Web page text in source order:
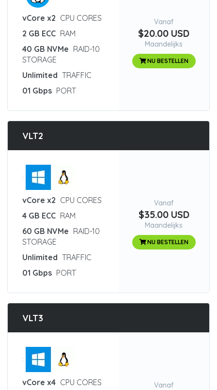
vCore x2 CPU CORES
2 GB ECC RAM
40 GB NVMe RAID-10
STORAGE
Unlimited TRAFFIC
01 Gbps PORT
Vanaf
$20.00 USD
Maandelijks
NU BESTELLEN
VLT2
:
vCore x2 CPU CORES
4 GB ECC RAM
60 GB NVMe RAID-10
STORAGE
Unlimited TRAFFIC
01 Gbps PORT
Vanaf
$35.00 USD
Maandelijks
NU BESTELLEN
VLT3
:
vCore x4 CPU CORES
Vanaf